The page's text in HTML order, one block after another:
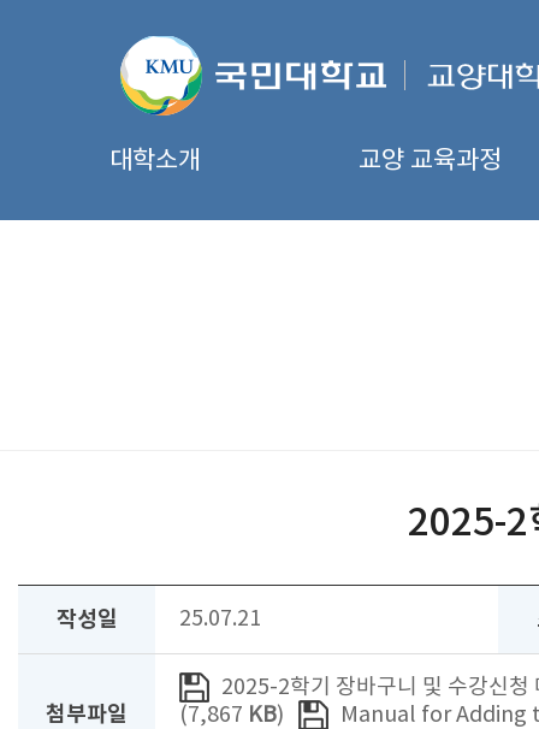
대학소개 교양 교육과정
2025-2
작성일 25.07.21
첨부파일
2025-2학기 장바구니 및 수강신
(7,867 KB)
Manual for Adding